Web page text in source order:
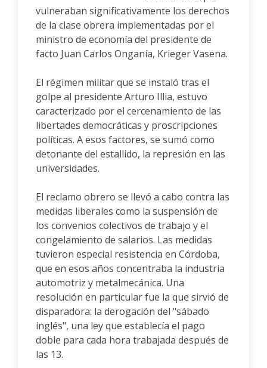
vulneraban significativamente los derechos
de la clase obrera implementadas por el
ministro de economía del presidente de
facto Juan Carlos Onganía, Krieger Vasena.
El régimen militar que se instaló tras el
golpe al presidente Arturo Illia, estuvo
caracterizado por el cercenamiento de las
libertades democráticas y proscripciones
políticas. A esos factores, se sumó como
detonante del estallido, la represión en las
universidades.
El reclamo obrero se llevó a cabo contra las
medidas liberales como la suspensión de
los convenios colectivos de trabajo y el
congelamiento de salarios. Las medidas
tuvieron especial resistencia en Córdoba,
que en esos años concentraba la industria
automotriz y metalmecánica. Una
resolución en particular fue la que sirvió de
disparadora: la derogación del "sábado
inglés", una ley que establecía el pago
doble para cada hora trabajada después de
las 13.